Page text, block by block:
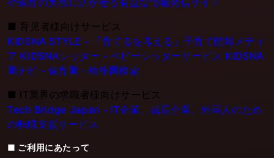
■ 育児者様向けサービス
KIDSNA STYLE - 「育てるを考える」子育て情報メディ
ア KIDSNAシッター - ベビーシッターサービス KIDSNA
園ナビ - 保育園・幼稚園検索
■ IT業界の求職者様向けサービス
Tech Bridge Japan - IT企業、成長企業、外国人のため
の転職支援サービス
■ ご利用にあたって